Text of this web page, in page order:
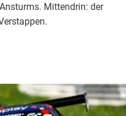
Mittendrin: der